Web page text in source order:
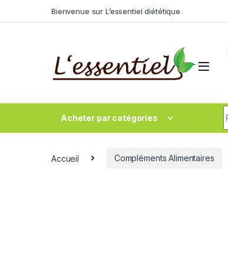
Bienvenue sur L’essentiel diététique
Acheter par catégories
Accueil Compléments Alimentaires